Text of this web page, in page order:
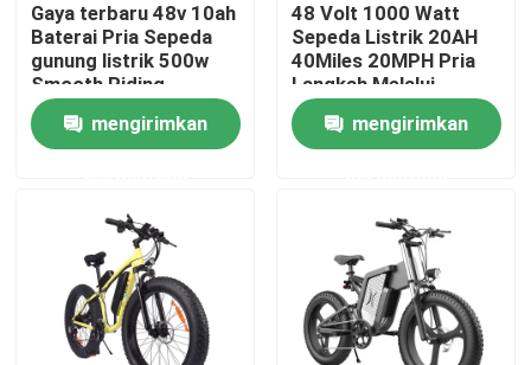
Kontrol kualitas
Permintaan Penawaran
Sepeda Listrik Ban Lemak Lipat
Sepeda Kota Listrik
Gaya terbaru 48v 10ah
Baterai Pria Sepeda
gunung listrik 500w
Smooth Riding
mengirimkan
48 Volt 1000 Watt
Sepeda Listrik 20AH
40Miles 20MPH Pria
Langkah Melalui
Sepeda Listrik
mengirimkan